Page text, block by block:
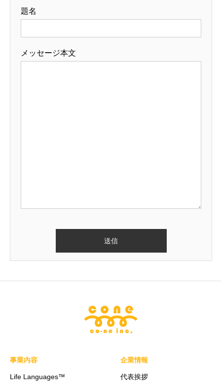
題名
メッセージ本文
事業内容
Life Languages™
企業情報
代表挨拶